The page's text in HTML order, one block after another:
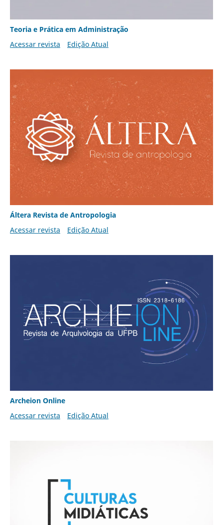
Teoria e Prática em Administração
Acessar revista
Edição Atual
Áltera Revista de Antropologia
Acessar revista
Edição Atual
Archeion Online
Acessar revista
Edição Atual